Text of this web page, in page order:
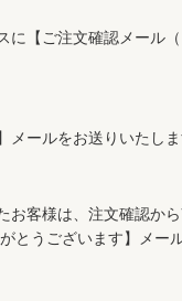
に【ご注文確認メール
ールをお送りいたしま
お客様は、注文確認か
とうございます】メー